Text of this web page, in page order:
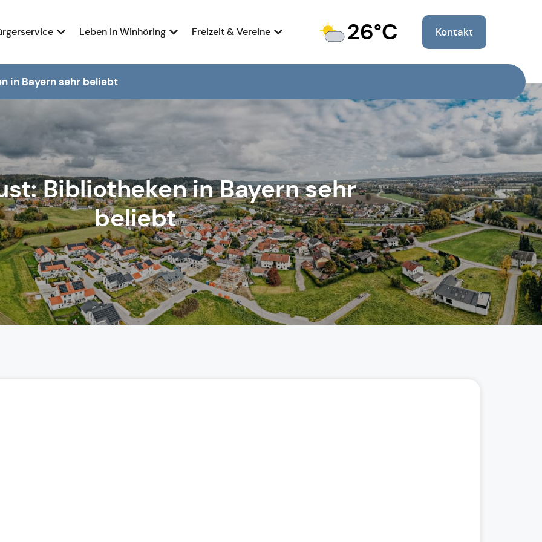
Leben in Winhöring Freizeit & Vereine 26°C Kontakt
in Bayern sehr beliebt
Bibliotheken in Bayern sehr
beliebt